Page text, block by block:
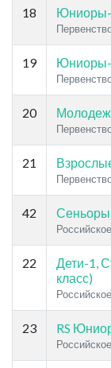
18 Юниоры-
19 Юниоры-
20
21
42
22
Дети-1,
класс)
23 RS